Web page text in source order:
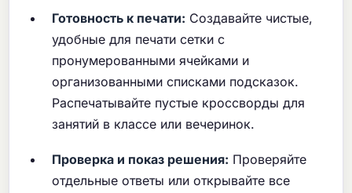
Готовность к печати: Создавайте чистые,
удобные для печати сетки с
пронумерованными ячейками и
организованными списками подсказок.
Распечатывайте пустые кроссворды для
занятий в классе или вечеринок.
Проверка и показ решения: Проверяйте
отдельные ответы или открывайте все